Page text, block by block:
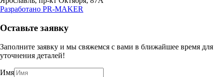
Разработано PR-MAKER
Оставьте заявку
Заполните заявку и мы свяжемся с вами в ближайшее время для
уточнения деталей!
Имя